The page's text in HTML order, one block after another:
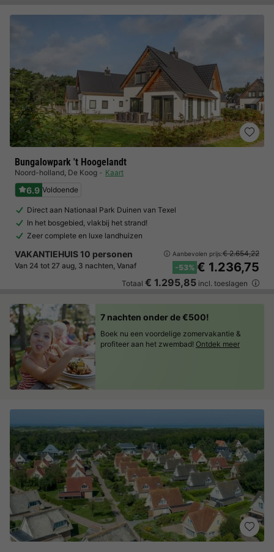
Bungalowpark 't Hoogelandt
Noord-holland, De Koog Kaart
6.9 Voldoende
Direct aan Nationaal Park Duinen van Texel
In het bosgebied, vlakbij het strand!
Zeer complete en luxe landhuizen
VAKANTIEHUIS 10 personen
Van 24 tot 27 aug, 3 nachten, Vanaf
Aanbevolen prijs:€ 2.654,22
-53% € 1.236,75
Totaal € 1.295,85 incl. toeslagen
7 nachten onder de €500!
Boek nu een voordelige zomervakantie &
profiteer aan het zwembad! Ontdek meer